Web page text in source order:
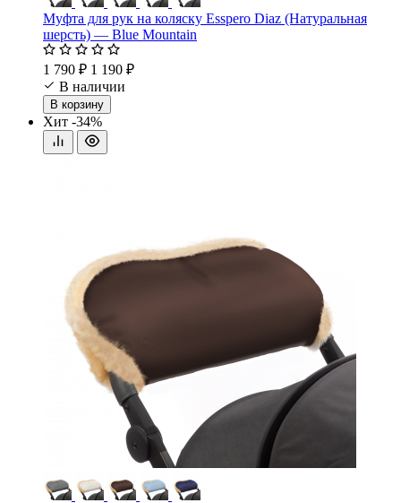
Муфта для рук на коляску Esspero Diaz (Натуральная
шерсть) — Blue Mountain
1 790 ₽ 1 190 ₽
В наличии
В корзину
Хит -34%